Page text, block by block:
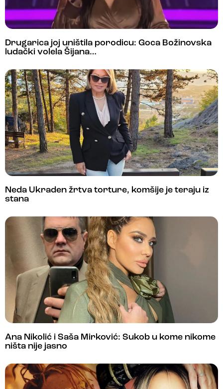
Drugarica joj uništila porodicu: Goca Božinovska
ludački volela Šijana…
Neda Ukraden žrtva torture, komšije je teraju iz
stana
Ana Nikolić i Saša Mirković: Sukob u kome nikome
ništa nije jasno